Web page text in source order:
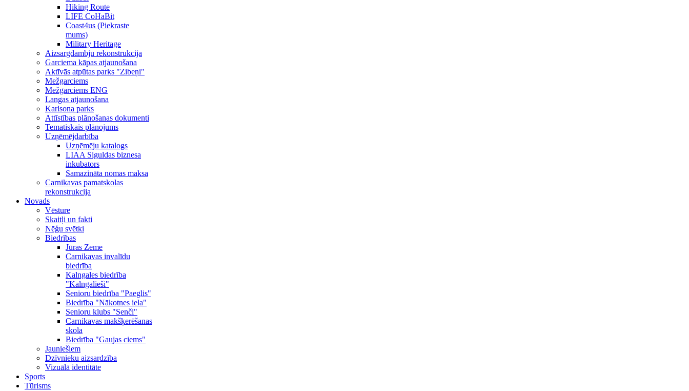
Hiking Route
LIFE CoHaBit
Coast4us (Piekraste
mums)
Military Heritage
Aizsargdambju rekonstrukcija
Garciema kāpas atjaunošana
Aktīvās atpūtas parks "Zibeņi"
Mežgarciems
Mežgarciems ENG
Langas atjaunošana
Karlsona parks
Attīstības plānošanas dokumenti
Tematiskais plānojums
Uzņēmējdarbība
Uzņēmēju katalogs
LIAA Siguldas biznesa
inkubators
Samazināta nomas maksa
Carnikavas pamatskolas
rekonstrukcija
Novads
Vēsture
Skaitļi un fakti
Nēģu svētki
Biedrības
Jūras Zeme
Carnikavas invalīdu
biedrība
Kalngales biedrība
"Kalngalieši"
Senioru biedrība "Paeglis"
Biedrība "Nākotnes iela"
Senioru klubs "Senči"
Carnikavas makšķerēšanas
skola
Biedrība "Gaujas ciems"
Jauniešiem
Dzīvnieku aizsardzība
Vizuālā identitāte
Sports
Tūrisms